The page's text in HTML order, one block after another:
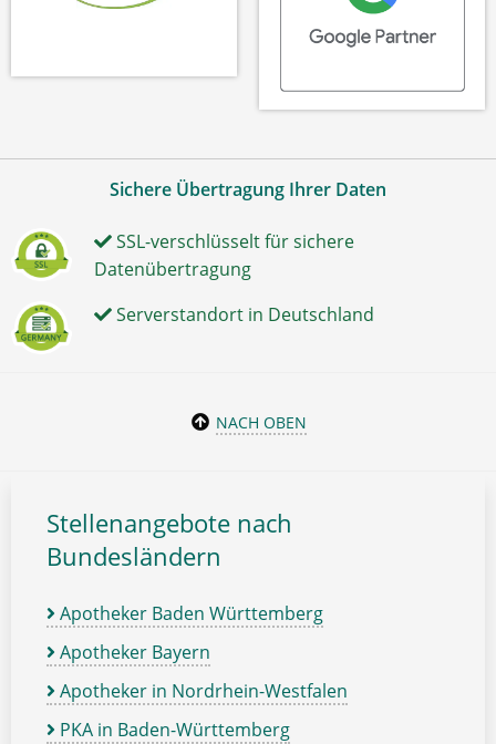
Sichere Übertragung Ihrer Daten
SSL-verschlüsselt für sichere
Datenübertragung
Serverstandort in Deutschland
NACH OBEN
Stellenangebote nach
Bundesländern
Apotheker Baden Württemberg
Apotheker Bayern
Apotheker in Nordrhein-Westfalen
PKA in Baden-Württemberg